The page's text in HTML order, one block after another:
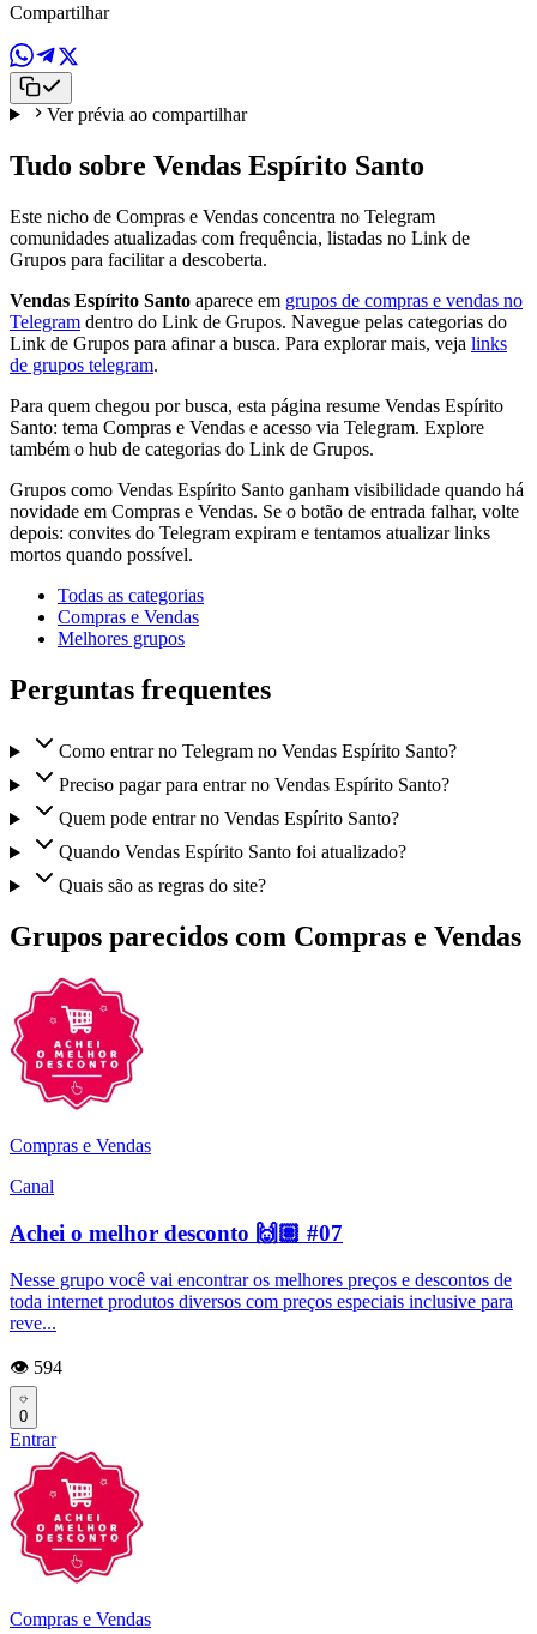
Compartilhar
Ver prévia ao compartilhar
Tudo sobre Vendas Espírito Santo
Este nicho de Compras e Vendas concentra no Telegram
comunidades atualizadas com frequência, listadas no Link de
Grupos para facilitar a descoberta.
Vendas Espírito Santo aparece em grupos de compras e vendas no
Telegram dentro do Link de Grupos. Navegue pelas categorias do
Link de Grupos para afinar a busca. Para explorar mais, veja links
de grupos telegram.
Para quem chegou por busca, esta página resume Vendas Espírito
Santo: tema Compras e Vendas e acesso via Telegram. Explore
também o hub de categorias do Link de Grupos.
Grupos como Vendas Espírito Santo ganham visibilidade quando há
novidade em Compras e Vendas. Se o botão de entrada falhar, volte
depois: convites do Telegram expiram e tentamos atualizar links
mortos quando possível.
Todas as categorias
Compras e Vendas
Melhores grupos
Perguntas frequentes
Como entrar no Telegram no Vendas Espírito Santo?
Preciso pagar para entrar no Vendas Espírito Santo?
Quem pode entrar no Vendas Espírito Santo?
Quando Vendas Espírito Santo foi atualizado?
Quais são as regras do site?
Grupos parecidos com Compras e Vendas
Compras e Vendas
Canal
Achei o melhor desconto 🙌🏽 #07
Nesse grupo você vai encontrar os melhores preços e descontos de
toda internet produtos diversos com preços especiais inclusive para
reve...
👁️ 594
0
Entrar
Compras e Vendas